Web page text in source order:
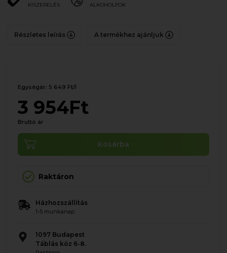
KISZERELÉS ALKOHOLFOK
Részletes leírás A termékhez ajánljuk
Egységár: 5 649 Ft/l
3 954Ft
Bruttó ár
Kosárba
Raktáron
Házhozszállítás
1-5 munkanap
1097 Budapest
Táblás köz 6-8.